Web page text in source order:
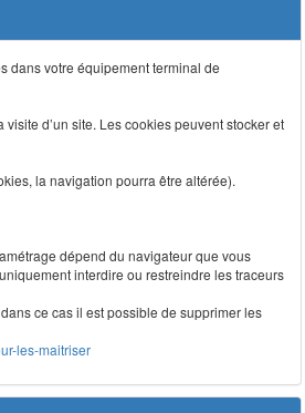
dans votre équipement terminal de
d’un site. Les cookies peuvent stocker et
la navigation pourra être altérée).
dépend du navigateur que vous
interdire ou restreindre les traceurs
ce cas il est possible de supprimer les
les-maitriser